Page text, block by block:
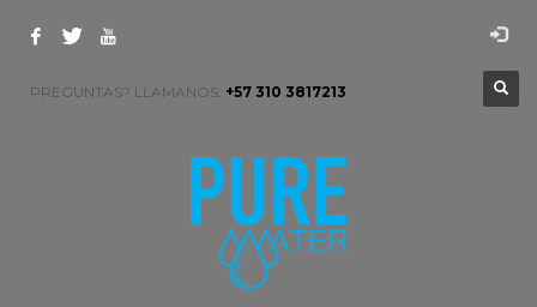
PREGUNTAS? LLAMANOS: +57 310 3817213